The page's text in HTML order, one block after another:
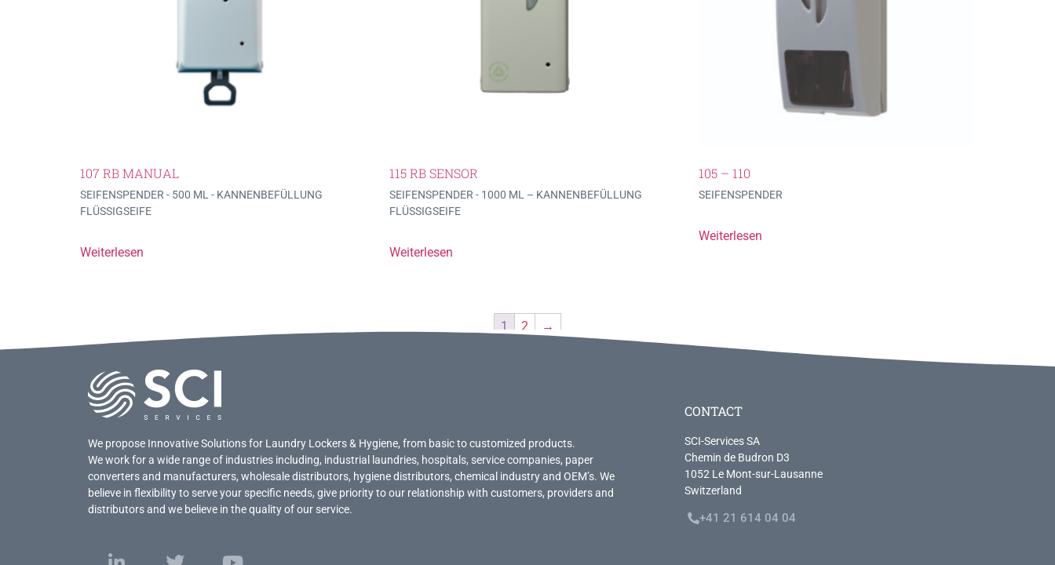
107 RB MANUAL
SEIFENSPENDER - 500 ML - KANNENBEFÜLLUNG
FLÜSSIGSEIFE
Weiterlesen
115 RB SENSOR
SEIFENSPENDER - 1000 ML – KANNENBEFÜLLUNG
FLÜSSIGSEIFE
Weiterlesen
105 – 110
SEIFENSPENDER
Weiterlesen
1 2 →
We propose Innovative Solutions for Laundry Lockers & Hygiene, from basic to customized products.
We work for a wide range of industries including, industrial laundries, hospitals, service companies, paper
converters and manufacturers, wholesale distributors, hygiene distributors, chemical industry and OEM’s. We
believe in flexibility to serve your specific needs, give priority to our relationship with customers, providers and
distributors and we believe in the quality of our service.
CONTACT
SCI-Services SA
Chemin de Budron D3
1052 Le Mont-sur-Lausanne
Switzerland
+41 21 614 04 04